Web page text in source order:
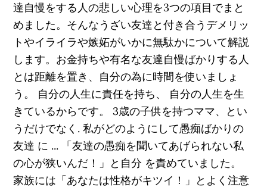
達自慢をする人の悲しい心理を3つの項目でまと
めました。そんなうざい友達と付き合うデメリッ
トやイライラや嫉妬がいかに無駄かについて解説
します。お金持ちや有名な友達自慢ばかりする人
とは距離を置き、自分の為に時間を使いましょ
う。 自分の人生に責任を持ち、 自分の人生を生
きているからです。 3歳の子供を持つママ、とい
うだけでなく. 私がどのようにして愚痴ばかりの
友達 に ... 「友達の愚痴を聞いてあげられない私
の心が狭いんだ！」と自分 を責めていました。
家族には「あなたは性格がキツイ！」とよく注意